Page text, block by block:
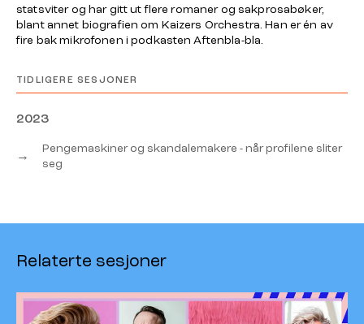
statsviter og har gitt ut flere romaner og sakprosabøker,
blant annet biografien om Kaizers Orchestra. Han er én av
fire bak mikrofonen i podkasten Aftenbla-bla.
TIDLIGERE SESJONER
2023
→
Pengemaskiner og skandalemakere - når profilene sliter
seg
Relaterte sesjoner